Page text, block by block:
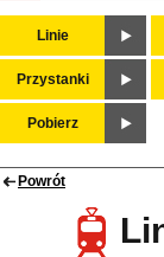
Linie
Przystanki
Pobierz
Powrót